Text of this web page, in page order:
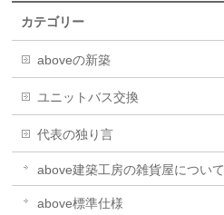
カテゴリー
aboveの新築
ユニットバス交換
代表の独り言
above建築工房の雑貨屋について
above標準仕様